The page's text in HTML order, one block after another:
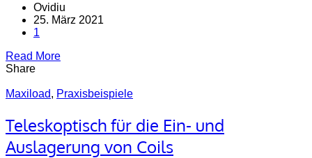
Ovidiu
25. März 2021
1
Read More
Share
Maxiload, Praxisbeispiele
Teleskoptisch für die Ein- und
Auslagerung von Coils